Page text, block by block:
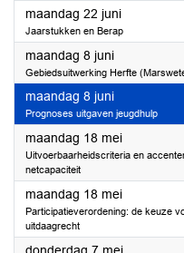
maandag 22 juni2026
Jaarstukken en Berap
maandag 8 juni2026
Gebiedsuitwerking Herfte
maandag 8 juni2026
Prognoses uitgaven jeugdhulp
maandag 18 mei2026
Uitvoerbaarheidscriteria en
netcapaciteit
maandag 18 mei2026
Participatieverordening: de keuze
uitdaagrecht
2026